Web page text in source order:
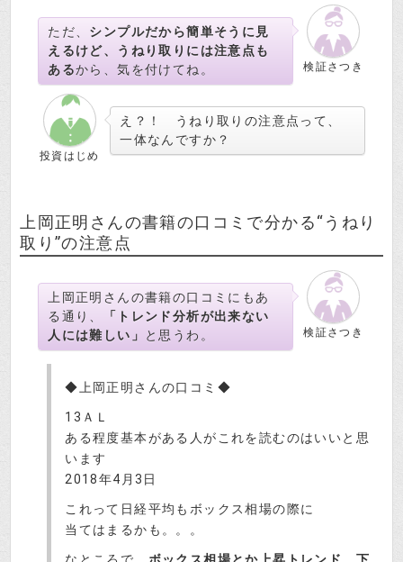
検証さつき
ただ、 シンプルだから簡単そうに見
えるけど、うねり取りには注意点も
あるから、気を付けてね。
投資はじめ
え？！ うねり取りの注意点って、
一体なんですか？
上岡正明さんの書籍の口コミで分かる“うねり
取り”の注意点
検証さつき
上岡正明さんの書籍の口コミにもあ
る通り、
「トレンド分析が出来ない
人には難しい」
と思うわ。
◆上岡正明さんの口コミ◆
13ＡＬ
ある程度基本がある人がこれを読むのはいいと思
います
2018年4月3日
これって日経平均もボックス相場の際に
当てはまるかも。。。
なところで ボックス相場とか上昇トレンド 下